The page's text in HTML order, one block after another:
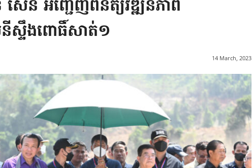
អង្គ
ែន អញ្ជើញពិនិត្យវឌ្ឍនភាព​
នី​ស្ទឹងពោធិ៍សាត់១
14 March, 2023